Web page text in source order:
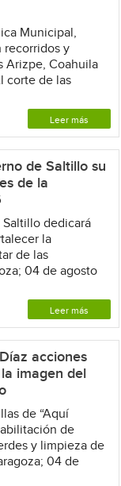
Municipal,
recorridos y
Arizpe, Coahuila
corte de las
Leer más
de Saltillo su
de la
Saltillo dedicará
la
de las
04 de agosto
Leer más
acciones
imagen del
de “Aquí
de
y limpieza de
04 de